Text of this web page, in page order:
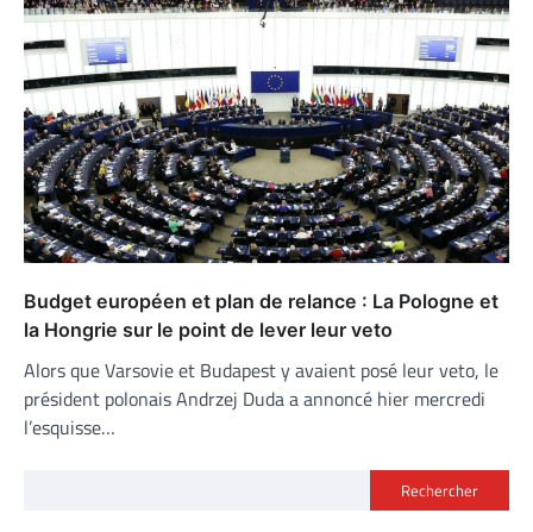
Budget européen et plan de relance : La Pologne et
la Hongrie sur le point de lever leur veto
Alors que Varsovie et Budapest y avaient posé leur veto, le
président polonais Andrzej Duda a annoncé hier mercredi
l’esquisse…
Rechercher